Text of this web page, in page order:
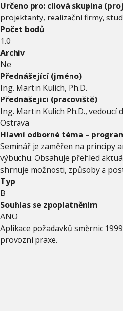
ý
c
h
p
r
o
v
o
z
ů
I
I
.
p
o
l
o
l
e
t
í
2
0
1
9
Určeno pro: cílová skupina
projektanty, realizační firmy,
Počet bodů
1.0
Archiv
Ne
Přednášející (jméno)
Ing. Martin Kulich, Ph.D.
Přednášející (pracoviště)
Ing. Martin Kulich Ph.D., vedoucí
Ostrava
Hlavní odborné téma –
Seminář je zaměřen na principy
výbuchu. Obsahuje přehled
shrnuje možnosti, způsoby a
Typ
B
Souhlas se zpoplatněním
ANO
Aplikace požadavků směrnic
provozní praxe.